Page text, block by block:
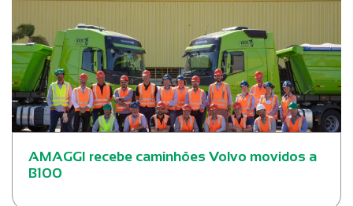
AMAGGI recebe caminhões Volvo movidos a
B100